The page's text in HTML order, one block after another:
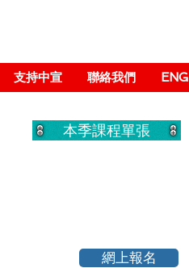
支持中宣 聯絡我們 ENG
本季課程單張
網上報名